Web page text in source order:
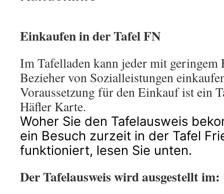
Einkaufen in der Tafel FN
Im Tafelladen kann jeder mit geringem
Bezieher von Sozialleistungen
Voraussetzung für den Einkauf ist ein
Häfler Karte.
Woher Sie den Tafelausweis
ein Besuch zurzeit in der Tafel
funktioniert, lesen Sie unten.
Der Tafelausweis wird ausgestellt im: